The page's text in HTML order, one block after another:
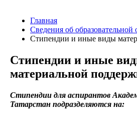
Главная
Сведения об образовательной
Стипендии и иные виды
Стипендии и иные
материальной
Стипендии для аспирантов
Татарстан подразделяются на: